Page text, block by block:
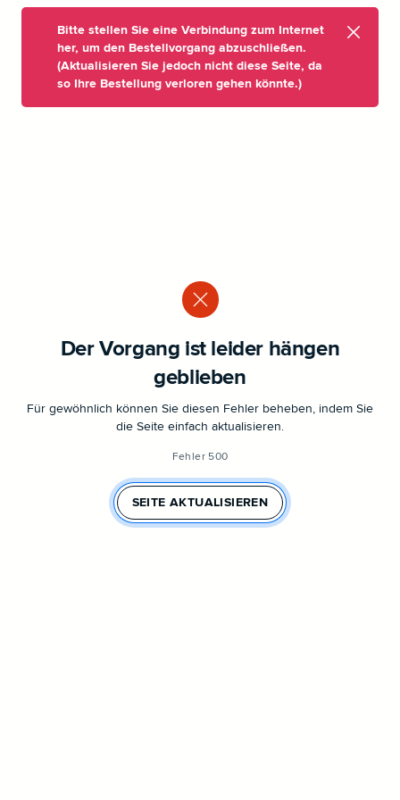
Bitte stellen Sie eine Verbindung zum Internet
her, um den Bestellvorgang abzuschließen.
(Aktualisieren Sie jedoch nicht diese Seite, da
so Ihre Bestellung verloren gehen könnte.)
Der Vorgang ist leider hängen
geblieben
Für gewöhnlich können Sie diesen Fehler beheben, indem Sie
die Seite einfach aktualisieren.
Fehler 500
SEITE AKTUALISIEREN